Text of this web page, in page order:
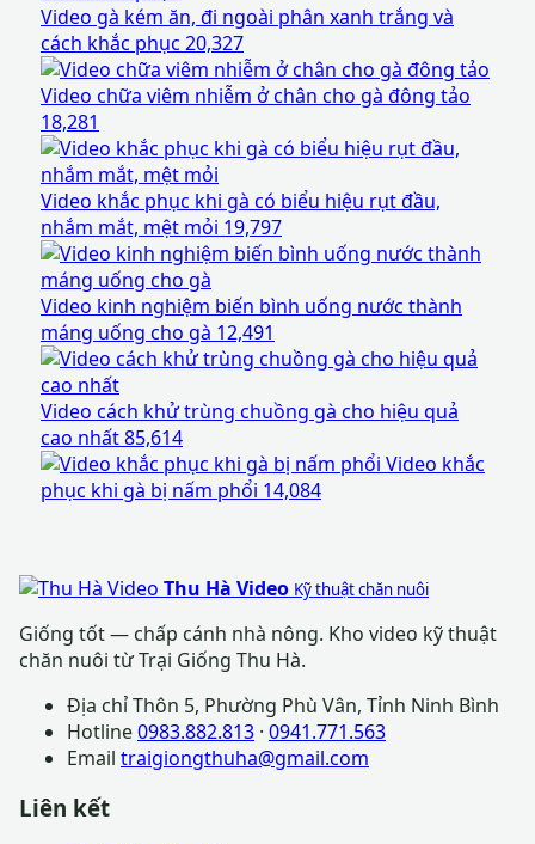
Video gà kém ăn, đi ngoài phân xanh trắng và
cách khắc phục 20,327
Video chữa viêm nhiễm ở chân cho gà đông tảo
18,281
Video khắc phục khi gà có biểu hiệu rụt đầu,
nhắm mắt, mệt mỏi 19,797
Video kinh nghiệm biến bình uống nước thành
máng uống cho gà 12,491
Video cách khử trùng chuồng gà cho hiệu quả
cao nhất85,614
Video khắc
phục khi gà bị nấm phổi 14,084
Thu Hà Video Kỹ thuật chăn nuôi
Giống tốt — chấp cánh nhà nông. Kho video kỹ thuật
chăn nuôi từ Trại Giống Thu Hà.
Địa chỉThôn 5, Phường Phù Vân, Tỉnh Ninh Bình
Hotline0983.882.813 · 0941.771.563
Email traigiongthuha@gmail.com
Liên kết